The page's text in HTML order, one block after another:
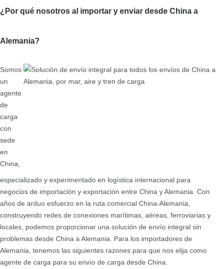
¿Por qué nosotros al importar y enviar desde China a
Alemania?
Somos
un
agente
de
carga
con
sede
en
China,
especializado y experimentado en logística internacional para
negocios de importación y exportación entre China y Alemania. Con
años de arduo esfuerzo en la ruta comercial China-Alemania,
construyendo redes de conexiones marítimas, aéreas, ferroviarias y
locales, podemos proporcionar una solución de envío integral sin
problemas desde China a Alemania. Para los importadores de
Alemania, tenemos las siguientes razones para que nos elija como
agente de carga para su envío de carga desde China.